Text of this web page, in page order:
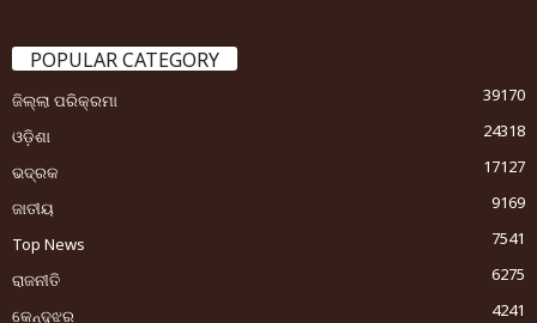
POPULAR CATEGORY
ଜିଲ୍ଲା ପରିକ୍ରମା
39170
ଓଡ଼ିଶା
24318
ଭଦ୍ରକ
17127
ଜାତୀୟ
9169
Top News
7541
ରାଜନୀତି
6275
କେନ୍ଦୁଝର
4241